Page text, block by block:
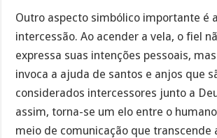
Outro aspecto simbólico importante é
intercessão. Ao acender a vela, o fiel
expressa suas intenções pessoais,
invoca a ajuda de santos e anjos que
considerados intercessores junto a
assim, torna-se um elo entre o
meio de comunicação que transcende